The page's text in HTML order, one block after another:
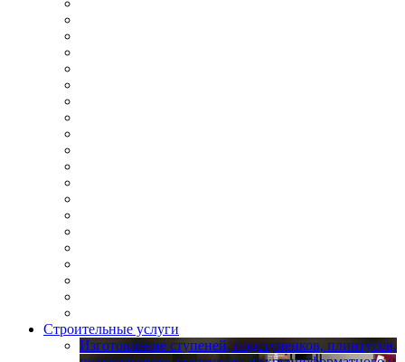
Строительные услуги
Изготовление ступеней, подступенков, плинтусов,